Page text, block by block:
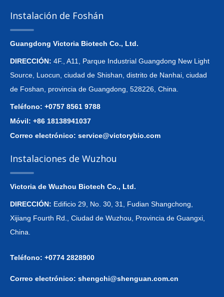
Instalación de Foshán
Guangdong Victoria Biotech Co., Ltd.
DIRECCIÓN: 4F., A11, Parque Industrial Guangdong New Light
Source, Luocun, ciudad de Shishan, distrito de Nanhai, ciudad
de Foshan, provincia de Guangdong, 528226, China.
Teléfono: +0757 8561 9788
Móvil: +86 18138941037
Correo electrónico: service@victorybio.com
Instalaciones de Wuzhou
Victoria de Wuzhou Biotech Co., Ltd.
DIRECCIÓN: Edificio 29, No. 30, 31, Fudian Shangchong,
Xijiang Fourth Rd., Ciudad de Wuzhou, Provincia de Guangxi,
China.
Teléfono: +0774 2828900
Correo electrónico: shengchi@shenguan.com.cn